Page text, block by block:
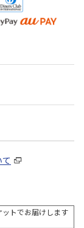
ットでお届けします